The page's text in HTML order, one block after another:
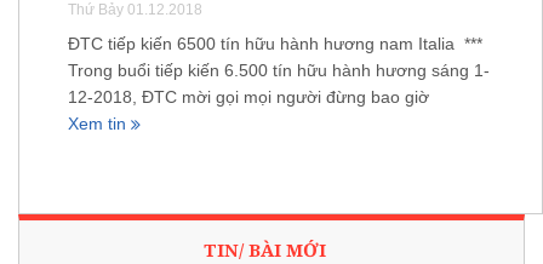
Thứ Bảy 01.12.2018
ĐTC tiếp kiến 6500 tín hữu hành hương nam Italia ***
Trong buổi tiếp kiến 6.500 tín hữu hành hương sáng 1-
12-2018, ĐTC mời gọi mọi người đừng bao giờ
Xem tin
TIN/ BÀI MỚI